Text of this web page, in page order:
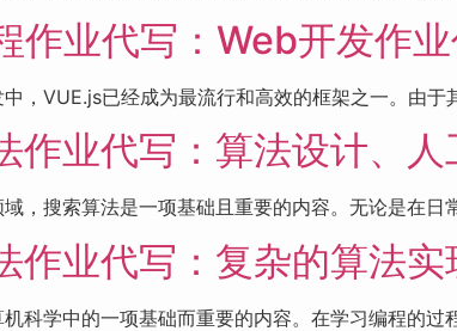
作业代写：Web开发作
，VUE.js已经成为最流行和高效的框架之一。由
作业代写：算法设计、
，搜索算法是一项基础且重要的内容。无论是在
作业代写：复杂的算法实
科学中的一项基础而重要的内容。在学习编程的